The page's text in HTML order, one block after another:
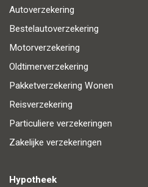
Autoverzekering
Bestelautoverzekering
Motorverzekering
Oldtimerverzekering
Pakketverzekering Wonen
Reisverzekering
Particuliere verzekeringen
Zakelijke verzekeringen
Hypotheek